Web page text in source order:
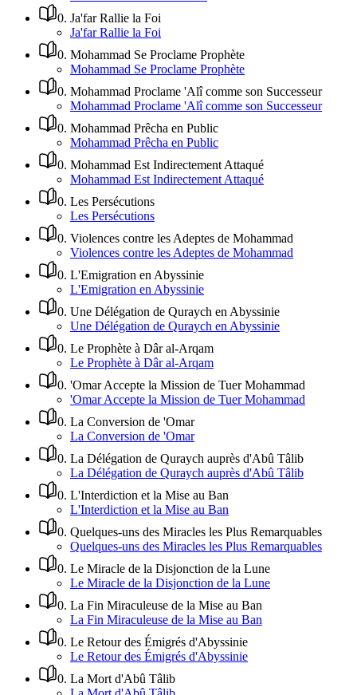
0. Ja'far Rallie la Foi
Ja'far Rallie la Foi
0. Mohammad Se Proclame Prophète
Mohammad Se Proclame Prophète
0. Mohammad Proclame 'Alî comme son Successeur
Mohammad Proclame 'Alî comme son Successeur
0. Mohammad Prêcha en Public
Mohammad Prêcha en Public
0. Mohammad Est Indirectement Attaqué
Mohammad Est Indirectement Attaqué
0. Les Persécutions
Les Persécutions
0. Violences contre les Adeptes de Mohammad
Violences contre les Adeptes de Mohammad
0. L'Emigration en Abyssinie
L'Emigration en Abyssinie
0. Une Délégation de Quraych en Abyssinie
Une Délégation de Quraych en Abyssinie
0. Le Prophète à Dâr al-Arqam
Le Prophète à Dâr al-Arqam
0. 'Omar Accepte la Mission de Tuer Mohammad
'Omar Accepte la Mission de Tuer Mohammad
0. La Conversion de 'Omar
La Conversion de 'Omar
0. La Délégation de Quraych auprès d'Abû Tâlib
La Délégation de Quraych auprès d'Abû Tâlib
0. L'Interdiction et la Mise au Ban
L'Interdiction et la Mise au Ban
0. Quelques-uns des Miracles les Plus Remarquables
Quelques-uns des Miracles les Plus Remarquables
0. Le Miracle de la Disjonction de la Lune
Le Miracle de la Disjonction de la Lune
0. La Fin Miraculeuse de la Mise au Ban
La Fin Miraculeuse de la Mise au Ban
0. Le Retour des Émigrés d'Abyssinie
Le Retour des Émigrés d'Abyssinie
0. La Mort d'Abû Tâlib